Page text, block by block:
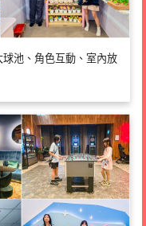
池、角色互動、室內放